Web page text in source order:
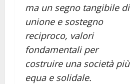
ma un segno tangibile di
unione e sostegno
reciproco, valori
fondamentali per
costruire una società più
equa e solidale.